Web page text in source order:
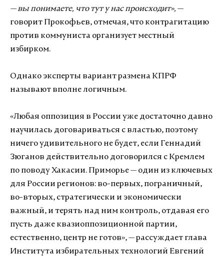
— вы понимаете, что тут у нас происходит», —
говорит Прокофьев, отмечая, что контрагитацию
против коммуниста организует местный
избирком.
Однако эксперты вариант размена КПРФ
называют вполне логичным.
«Любая оппозиция в России уже достаточно давно
научилась договариваться с властью, поэтому
ничего удивительного не будет, если Геннадий
Зюганов действительно договорился с Кремлем
по поводу Хакасии. Приморье — один из ключевых
для России регионов: во-первых, пограничный,
во-вторых, стратегически и экономически
важный, и терять над ним контроль, отдавая его
пусть даже квазиоппозиционной партии,
естественно, центр не готов», — рассуждает глава
Института избирательных технологий Евгений